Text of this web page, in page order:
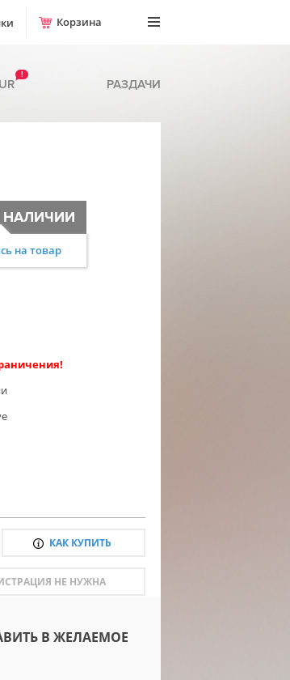
Корзина
!
РАЗДАЧИ
НАЛИЧИИ
на товар
КАК КУПИТЬ
НЕ НУЖНА
В ЖЕЛАЕМОЕ